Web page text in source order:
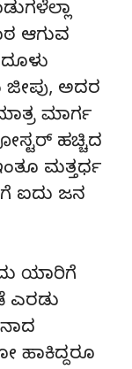
ಆಗುವ
ದೂಳು
ಜೀಪು, ಅದರ
ಮಾರ್ಗ
ಹಚ್ಚಿದ
ಮತ್ತರ್ಧ
ಐದು ಜನ
ಯಾರಿಗೆ
ಎರಡು
ಹಾಕಿದ್ದರೂ